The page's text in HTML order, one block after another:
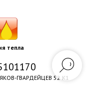
тепла
ГВАРДЕЙЦЕВ 52 К1